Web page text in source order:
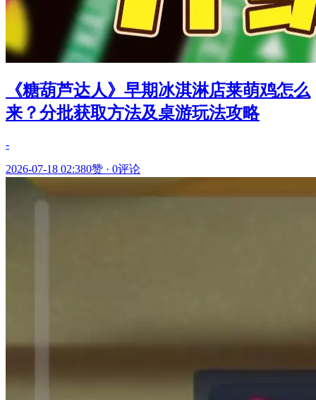
《糖葫芦达人》早期冰淇淋店莱萌鸡怎么
来？分批获取方法及桌游玩法攻略
-
2026-07-18 02:380赞 · 0评论